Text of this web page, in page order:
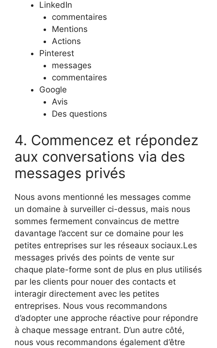
LinkedIn
commentaires
Mentions
Actions
Pinterest
messages
commentaires
Google
Avis
Des questions
4. Commencez et répondez
aux conversations via des
messages privés
Nous avons mentionné les messages comme
un domaine à surveiller ci-dessus, mais nous
sommes fermement convaincus de mettre
davantage l’accent sur ce domaine pour les
petites entreprises sur les réseaux sociaux.Les
messages privés des points de vente sur
chaque plate-forme sont de plus en plus utilisés
par les clients pour nouer des contacts et
interagir directement avec les petites
entreprises. Nous vous recommandons
d’adopter une approche réactive pour répondre
à chaque message entrant. D’un autre côté,
nous vous recommandons également d’être